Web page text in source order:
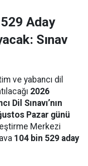
Aday
Sınav
ve yabancı dil
2026
Dil Sınavı’nın
Pazar günü
Merkezi
104 bin 529 aday